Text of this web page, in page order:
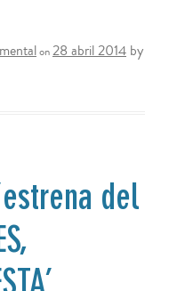
on28 abril 2014 by
del